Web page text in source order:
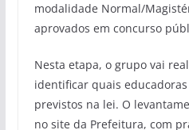
modalidade Normal/
aprovados em concurso
Nesta etapa, o grupo vai
identificar quais
previstos na lei. O
no site da Prefeitura, com